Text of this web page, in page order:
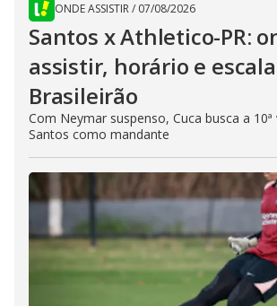
ONDE ASSISTIR/ 07/08/2026
Santos x Athletico-PR:
assistir, horário e
Brasileirão
Com Neymar suspenso, Cuca busca a
Santos como mandante